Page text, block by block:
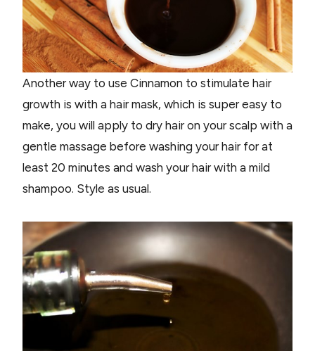
Another way to use Cinnamon to stimulate hair
growth is with a hair mask, which is super easy to
make, you will apply to dry hair on your scalp with a
gentle massage before washing your hair for at
least 20 minutes and wash your hair with a mild
shampoo. Style as usual.